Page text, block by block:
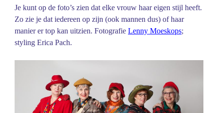
Je kunt op de foto’s zien dat elke vrouw haar eigen stijl heeft.
Zo zie je dat iedereen op zijn (ook mannen dus) of haar
manier er top kan uitzien. Fotografie Lenny Moeskops;
styling Erica Pach.